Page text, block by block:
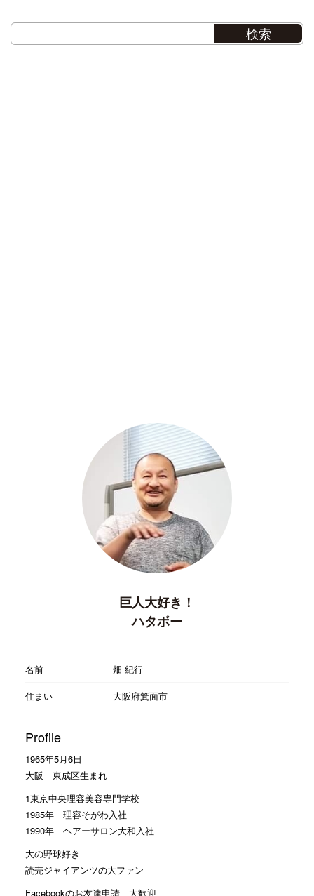
巨人大好き！
ハタボー
名前
畑 紀行
住まい
大阪府箕面市
Profile
1965年5月6日
大阪 東成区生まれ
1東京中央理容美容専門学校
1985年 理容そがわ入社
1990年 ヘアーサロン大和入社
大の野球好き
読売ジャイアンツの大ファン
Facebookのお友達申請 大歓迎